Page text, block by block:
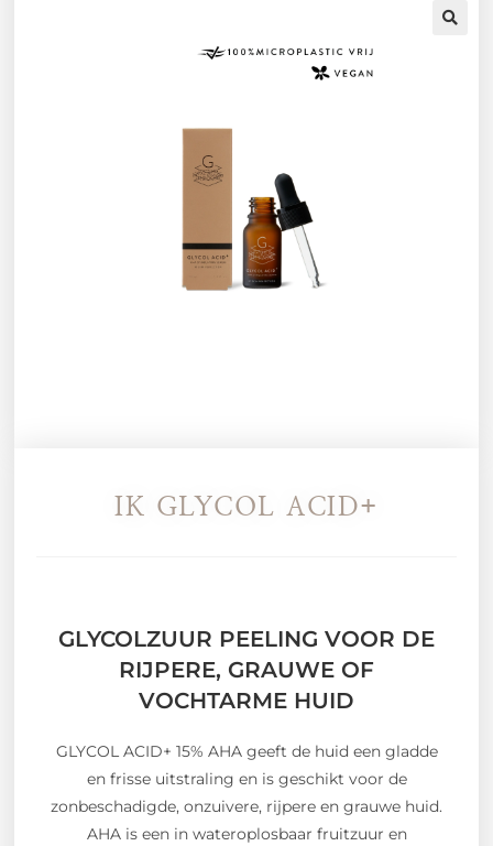
IK GLYCOL ACID+
GLYCOLZUUR PEELING VOOR DE
RIJPERE, GRAUWE OF
VOCHTARME HUID
GLYCOL ACID+ 15% AHA geeft de huid een gladde
en frisse uitstraling en is geschikt voor de
zonbeschadigde, onzuivere, rijpere en grauwe huid.
AHA is een in wateroplosbaar fruitzuur en